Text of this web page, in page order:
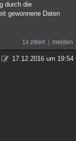
durch die
gewonnene Daten
1x zitiert melden
17.12.2016 um 19:54